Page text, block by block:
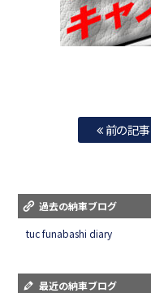
前の記事
過去の納車ブログ
tuc funabashi diary
最近の納車ブログ